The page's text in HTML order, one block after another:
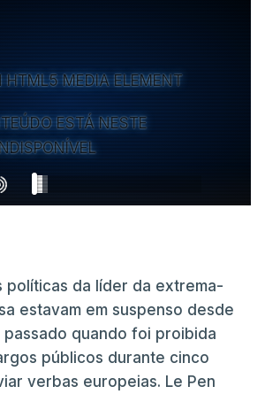
HTML5 MEDIA ELEMENT
ESTÁ NESTE
políticas da líder da extrema-
estavam em suspenso desde
passado quando foi proibida
públicos durante cinco
verbas europeias. Le Pen